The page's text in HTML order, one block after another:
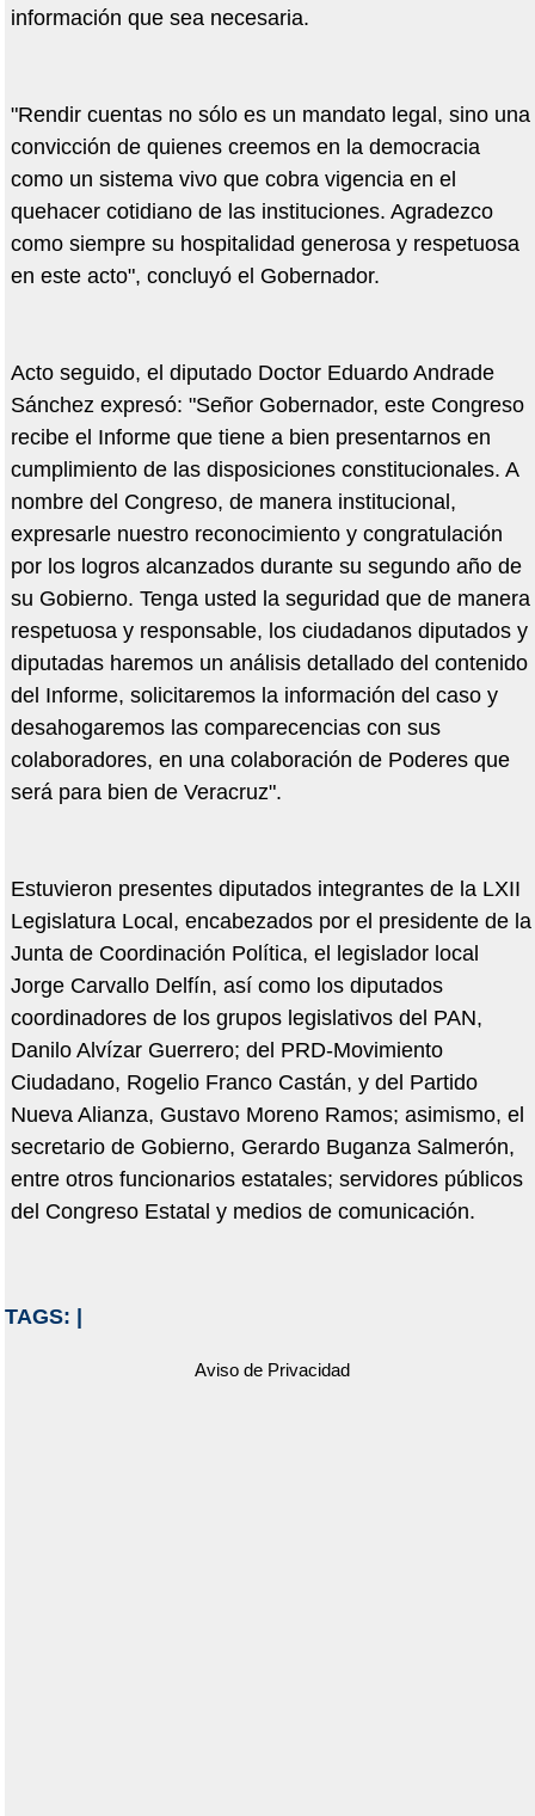
información que sea necesaria.
"Rendir cuentas no sólo es un mandato legal, sino una
convicción de quienes creemos en la democracia
como un sistema vivo que cobra vigencia en el
quehacer cotidiano de las instituciones. Agradezco
como siempre su hospitalidad generosa y respetuosa
en este acto", concluyó el Gobernador.
Acto seguido, el diputado Doctor Eduardo Andrade
Sánchez expresó: "Señor Gobernador, este Congreso
recibe el Informe que tiene a bien presentarnos en
cumplimiento de las disposiciones constitucionales. A
nombre del Congreso, de manera institucional,
expresarle nuestro reconocimiento y congratulación
por los logros alcanzados durante su segundo año de
su Gobierno. Tenga usted la seguridad que de manera
respetuosa y responsable, los ciudadanos diputados y
diputadas haremos un análisis detallado del contenido
del Informe, solicitaremos la información del caso y
desahogaremos las comparecencias con sus
colaboradores, en una colaboración de Poderes que
será para bien de Veracruz".
Estuvieron presentes diputados integrantes de la LXII
Legislatura Local, encabezados por el presidente de la
Junta de Coordinación Política, el legislador local
Jorge Carvallo Delfín, así como los diputados
coordinadores de los grupos legislativos del PAN,
Danilo Alvízar Guerrero; del PRD-Movimiento
Ciudadano, Rogelio Franco Castán, y del Partido
Nueva Alianza, Gustavo Moreno Ramos; asimismo, el
secretario de Gobierno, Gerardo Buganza Salmerón,
entre otros funcionarios estatales; servidores públicos
del Congreso Estatal y medios de comunicación.
TAGS:
Aviso de Privacidad